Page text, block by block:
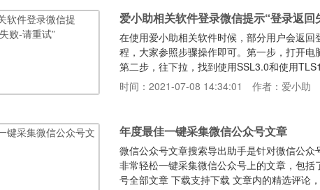
爱小助相关软件登录微信提示“登录返回
在使用爱小助相关软件时候，部分用户会返
程，大家参照步骤操作即可。第一步，打开
第二步，往下拉，找到使用SSL3.0和使用
时间：2021-07-08 14:34:01
作者：爱小助
年度最佳一键采集微信公众号文章
微信公众号文章搜索导出助手是针对微信公
非常轻松一键采集微信公众号上的文章，包
号全部文章 下载支持下载 文章内的精选评论